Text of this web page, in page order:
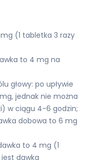
(1 tabletka 3 razy
to 4 mg na
głowy: po upływie
jednak nie można
w ciągu 4-6 godzin;
dobowa to 6 mg
to 4 mg (1
dawka